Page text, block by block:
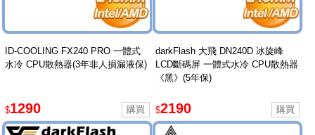
ID-COOLING FX240 PRO 一體式
水冷 CPU散熱器(3年非人損漏液保)
$1290
darkFlash 大飛 DN240D 冰旋峰
LCD斷碼屏 一體式水冷 CPU散熱器
《黑》(5年保)
$2190